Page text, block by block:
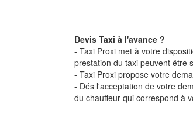
Devis Taxi à l'avance ?
- Taxi Proxi met à votre
prestation du taxi peuvent être
- Taxi Proxi propose votre
- Dés l'acceptation de votre
du chauffeur qui correspond à